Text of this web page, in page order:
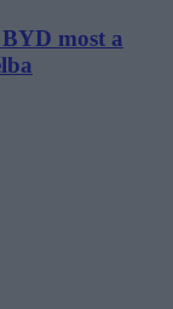
BYD most a